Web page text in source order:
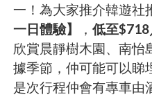
一！為大家推介韓遊社
一日體驗】
，低至$718
欣賞晨靜樹木園、南怡
據季節，仲可能可以睇
是次行程仲會有專車由